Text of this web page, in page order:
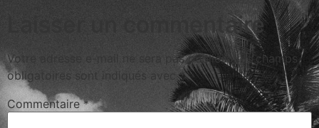
Laisser un commentaire
Votre adresse e-mail ne sera pas publiée. Les champs
obligatoires sont indiqués avec*
Commentaire*